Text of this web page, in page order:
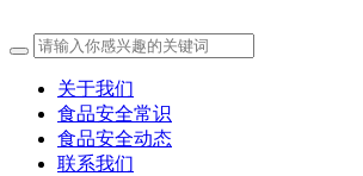
关于我们
食品安全常识
食品安全动态
联系我们